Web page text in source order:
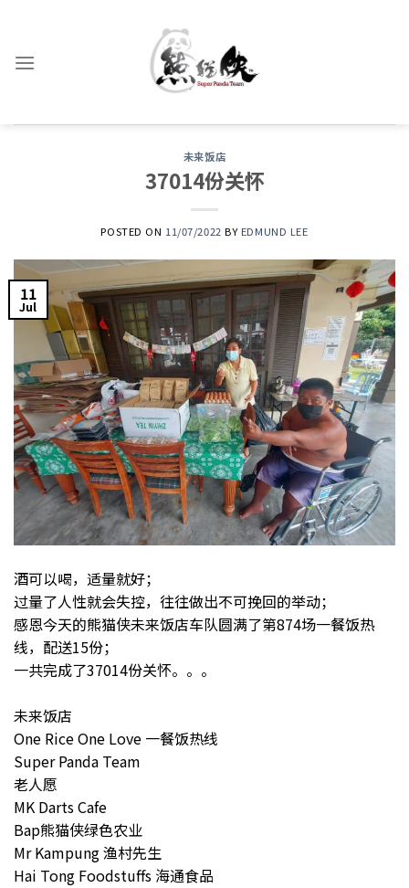
content
未来饭店
37014份关怀
POSTED ON 11/07/2022 BY EDMUND LEE
11
Jul
酒可以喝，适量就好；
过量了人性就会失控，往往做出不可挽回的举动；
感恩今天的熊猫侠未来饭店车队圆满了第874场一餐饭热
线，配送15份；
一共完成了37014份关怀。。。
未来饭店
One Rice One Love 一餐饭热线
Super Panda Team
老人愿
MK Darts Cafe
Bap熊猫侠绿色农业
Mr Kampung 渔村先生
Hai Tong Foodstuffs 海通食品